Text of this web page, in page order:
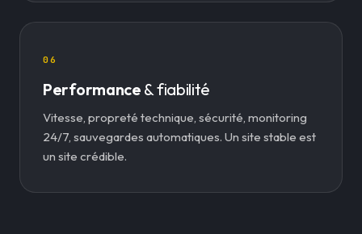
06
Performance & fiabilité
Vitesse, propreté technique, sécurité, monitoring
24/7, sauvegardes automatiques. Un site stable est
un site crédible.